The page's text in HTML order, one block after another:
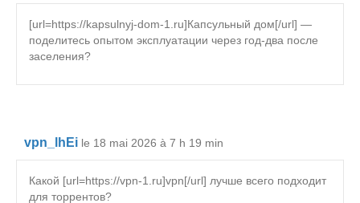
[url=https://kapsulnyj-dom-1.ru]Капсульный дом[/url] —
поделитесь опытом эксплуатации через год-два после
заселения?
vpn_lhEi le 18 mai 2026 à 7 h 19 min
Какой [url=https://vpn-1.ru]vpn[/url] лучше всего подходит
для торрентов?